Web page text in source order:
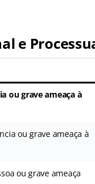
e
ou grave ameaça à
ou grave ameaça à
ou grave ameaça